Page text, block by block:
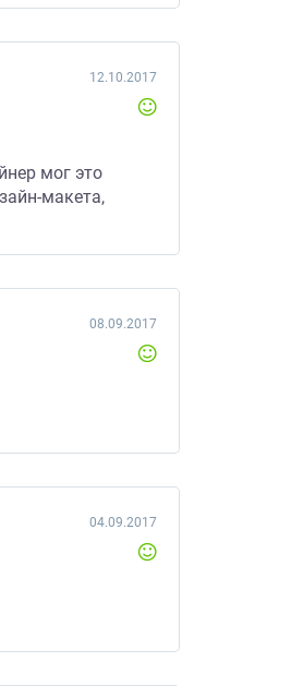
12.10.2017
мог это
макета,
08.09.2017
04.09.2017